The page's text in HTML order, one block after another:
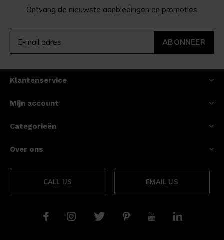
Ontvang de nieuwste aanbiedingen en promoties
ABONNEER
Klantenservice
Mijn account
Categorieën
Over ons
CALL US EMAIL US